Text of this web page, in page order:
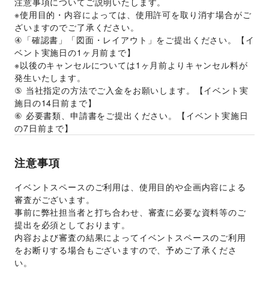
※使用目的・内容によっては、使用許可を取り消す場合がご
ざいますのでご了承ください。
④「確認書」「図面・レイアウト」をご提出ください。【イ
ベント実施日の1ヶ月前まで】
※以後のキャンセルについては1ヶ月前よりキャンセル料が
発生いたします。
⑤ 当社指定の方法でご入金をお願いします。【イベント実
施日の14日前まで】
⑥ 必要書類、申請書をご提出ください。【イベント実施日
の7日前まで】
注意事項
イベントスペースのご利用は、使用目的や企画内容による
審査がございます。
事前に弊社担当者と打ち合わせ、審査に必要な資料等のご
提出を必須としております。
内容および審査の結果によってイベントスペースのご利用
をお断りする場合もございますので、予めご了承くださ
い。